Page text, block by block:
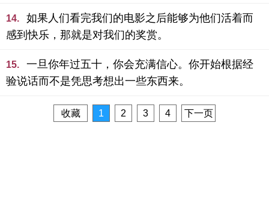
14.
如果人们看完我们的电影之后能够为他们活着而
感到快乐，那就是对我们的奖赏。
15.
一旦你年过五十，你会充满信心。你开始根据经
验说话而不是凭思考想出一些东西来。
收藏 1 2 3 4 下一页